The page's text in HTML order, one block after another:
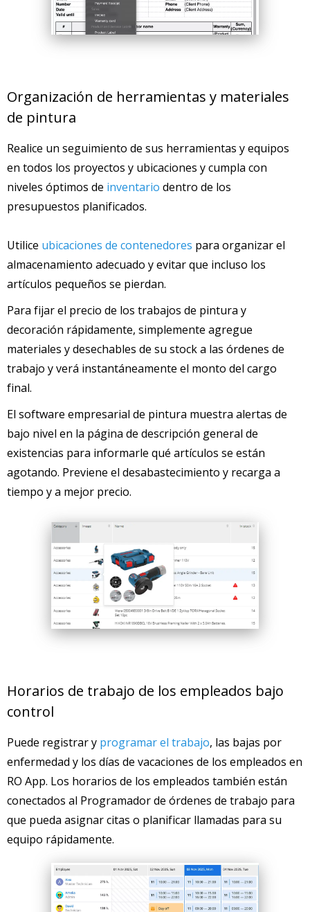
Organización de herramientas y materiales
de pintura
Realice un seguimiento de sus herramientas y equipos
en todos los proyectos y ubicaciones y cumpla con
niveles óptimos de inventario dentro de los
presupuestos planificados.
Utilice ubicaciones de contenedores para organizar el
almacenamiento adecuado y evitar que incluso los
artículos pequeños se pierdan.
Para fijar el precio de los trabajos de pintura y
decoración rápidamente, simplemente agregue
materiales y desechables de su stock a las órdenes de
trabajo y verá instantáneamente el monto del cargo
final.
El software empresarial de pintura muestra alertas de
bajo nivel en la página de descripción general de
existencias para informarle qué artículos se están
agotando. Previene el desabastecimiento y recarga a
tiempo y a mejor precio.
Horarios de trabajo de los empleados bajo
control
Puede registrar y programar el trabajo, las bajas por
enfermedad y los días de vacaciones de los empleados en
RO App. Los horarios de los empleados también están
conectados al Programador de órdenes de trabajo para
que pueda asignar citas o planificar llamadas para su
equipo rápidamente.